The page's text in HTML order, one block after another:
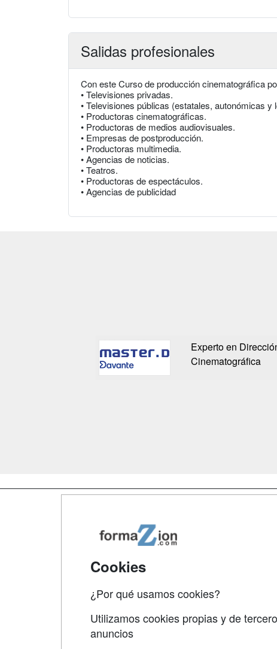
Salidas profesionales
Con este Curso de producción cinematográfica
• Televisiones privadas.
• Televisiones públicas (estatales, autonómicas y
• Productoras cinematográficas.
• Productoras de medios audiovisuales.
• Empresas de postproducción.
• Productoras multimedia.
• Agencias de noticias.
• Teatros.
• Productoras de espectáculos.
• Agencias de publicidad
Experto en
Cinematográfica
Cookies
¿Por qué usamos cookies?
Utilizamos cookies propias y de
anuncios